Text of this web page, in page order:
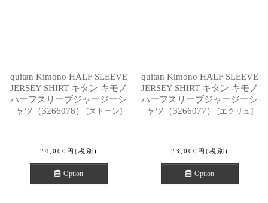
quitan Kimono HALF SLEEVE
JERSEY SHIRT キタン キモノ
ハーフスリーブジャージーシ
ャツ（3266078）
[ストーン]
24,000 円 (税別)
Option
quitan Kimono HALF SLEEVE
JERSEY SHIRT キタン キモノ
ハーフスリーブジャージーシ
ャツ（3266077）
[エクリュ ]
23,000 円 (税別)
Option